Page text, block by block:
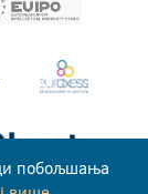
побољшања